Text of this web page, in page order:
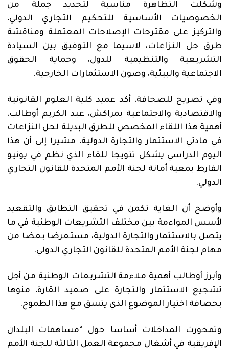
وشكلت التظاهرة مناسبة لتحديد جملة من
الخصوصيات الأساسية للتحكيم التجاري الدولي،
والتركيز على مقترحات الإصلاحات المعتملة ومناقشة
طرق حل النزاعات، لاسيما مع التوفيق بين السيادة
التشريعية والتنظيمية للدول، وحماية الحقوق
الاجتماعية والبيئية، وصون الاستثمارات الخارجية.
وفي تصريح للصحافة، أكد عميد كلية العلوم القانونية
والاقتصادية والاجتماعية بمراكش، عبد الكريم أوطالب،
أهمية هذا اللقاء المخصص للطرق البديلة لحل النزاعات
في مادتي الاستثمار والتجارة الدولية، مشيرا إلى أن هذا
اليوم الدراسي يشكل تتويجا للقاء الذي نظم في يونيو
الفارط بمعية أمانة لجنة الأمم المتحدة للقانون التجاري
الدولي.
وأوضح أن الغاية تكمن في تحقيق التطابق والتقعيد
لأسس المواءمة بين مختلف التشريعات الوطنية في ما
يتصل بالاستثمار والتجارة الدولية، مستعرضا بعضا من
مهام لجنة الأمم المتحدة للقانون التجاري الدولي.
وأبرز أوطالب أهمية ملاءمة التشريعات الوطنية من أجل
تشجيع الاستثمار والتجارة على صعيد القارة، منوها
بحصافة اختيار الموضوع الذي يتسق مع هذا الطموح.
وتمحورت المداخلات أساسا حول “مساهمات البلدان
الإفريقية في أشغال مجموعة العمل الثالثة للجنة الأمم